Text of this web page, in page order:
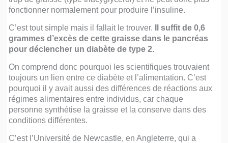
fonctionner normalement pour produire l’insuline.
C’est tout simple mais il fallait le trouver. Il suffit de 0,6
grammes d’excès de cette graisse dans le pancréas
pour déclencher un diabète de type 2.
On comprend donc pourquoi les scientifiques trouvaient
toujours un lien entre ce diabète et l’alimentation. C’est
pourquoi il y avait aussi des différences de réactions aux
régimes alimentaires entre individus, car chaque
personne synthétise la graisse et la conserve dans des
conditions différentes.
C’est l’Université de Newcastle, en Angleterre, qui a